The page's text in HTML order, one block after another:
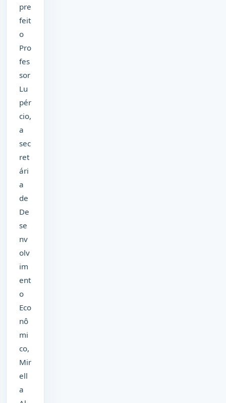
pre
feit
o
Pro
fes
sor
Lu
pér
cio,
a
sec
ret
ári
a
de
De
se
nv
olv
im
ent
o
Eco
nô
mi
co,
Mir
ell
a